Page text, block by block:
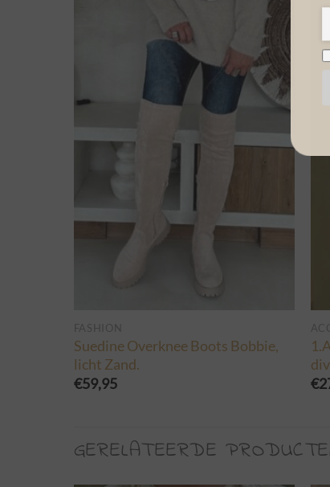
Suedine Overknee Boots Bobbie,
licht Zand.
€59,95
€
GERELATEERDE